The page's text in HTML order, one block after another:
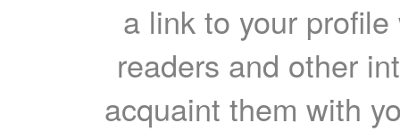
a link to your
readers and other
acquaint them with